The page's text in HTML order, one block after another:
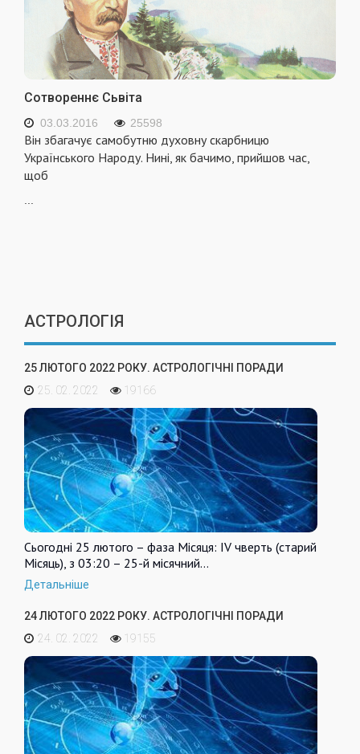
Сотвореннє Сьвіта
03.03.2016 25598
Він збагачує самобутню духовну скарбницю
Українського Народу. Нині, як бачимо, прийшов час,
щоб
АСТРОЛОГІЯ
25 ЛЮТОГО 2022 РОКУ. АСТРОЛОГІЧНІ ПОРАДИ
25. 02. 2022
19166
Сьогодні 25 лютого – фаза Місяця: IV чверть (старий
Місяць), з 03:20 – 25-й місячний…
Детальніше
24 ЛЮТОГО 2022 РОКУ. АСТРОЛОГІЧНІ ПОРАДИ
24. 02. 2022
19155